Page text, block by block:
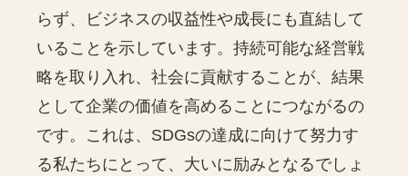
らず、ビジネスの収益性や成長にも直結して
いることを示しています。持続可能な経営戦
略を取り入れ、社会に貢献することが、結果
として企業の価値を高めることにつながるの
です。これは、SDGsの達成に向けて努力す
る私たちにとって、大いに励みとなるでしょ